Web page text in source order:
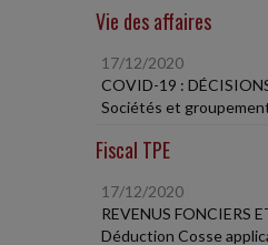
Vie des affaires
17/12/2020
COVID-19 :
Sociétés et
Fiscal TPE
17/12/2020
REVENUS FONCIERS
Déduction Cosse